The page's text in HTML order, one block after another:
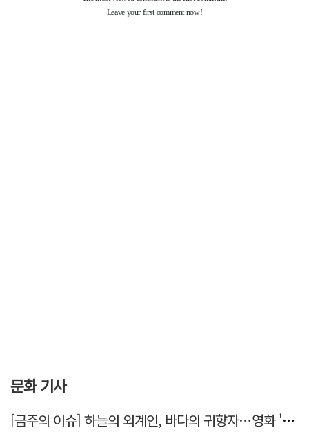
문화 기사
[금주의 이슈] 하늘의 외계인, 바다의 귀향자…영화 '호프'와 '오디세이'